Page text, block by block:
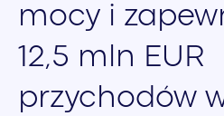
mocy i
12,5 mln EUR
przychodów